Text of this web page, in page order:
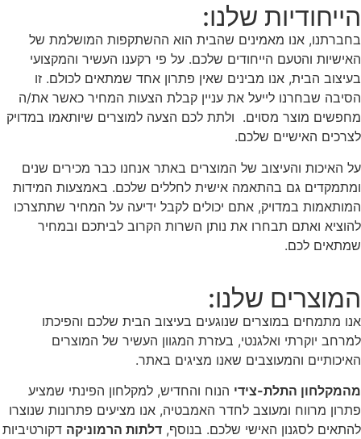
הייחודיות שלנו:
בחברתנו, אנו מאמינים שהבית הוא ההשתקפות המושלמת של
האישיות והטעם הייחודים שלכם. על פי רקענו העשיר והמקצועי
בעיצוב הבית, אנו מבינים שאין פתרון אחד שמתאים לכולם. זו
הסיבה שבחרנו לייעל את עניין קבלת הצעות המחיר כאשר את/ה
מחפשים מוצר מסוים. ולתת לכם הצעה למוצרים שיותאמו במדויק
לצרכים האישיים שלכם.
על האיכות והעיצוב של המוצרים באתר אנחנו כבר מכירים שנים
ומתמקדים גם בהתאמה אישית לחללים שלכם. באמצעות המידות
המותאמות במדויק, אתם יכולים לקבל ידיעה על המחיר שתתצרכו
להוציא ואתם תבחרו את נותן השרות הקרוב לביתכם ובמחיר
שמתאים לכם.
המוצרים שלנו:
אנו מתמחים במוצרים שנוגעים בעיצוב הבית שלכם והפיכתו
למרחב יוקרתי ואלגנטי, בעזרת המגוון העשיר של המוצרים
האיכותיים והמעוצבים שאנו מציגים באתר.
מהמקלחון התלת-צידי הנוח והחדיש, למקלחון הפינתי שמציע
פתרון מרווח ומעוצב לחדר האמבטיה, אנו מציעים פתרונות שנוצרו
להתאים לסגנון האישי שלכם. בנוסף, דלתות הרמוניקה דקורטיביות